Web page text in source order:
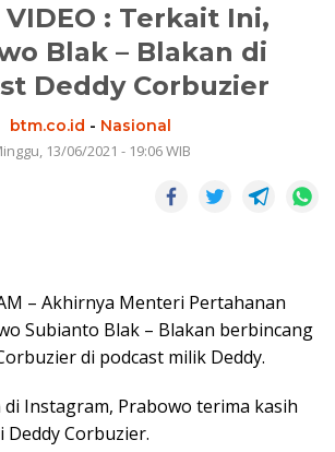
VIDEO : Terkait Ini,
Blak – Blakan di
Deddy Corbuzier
btm.co.id - Nasional
13/06/2021 - 19:06 WIB
– Akhirnya Menteri Pertahanan
Subianto Blak – Blakan berbincang
di podcast milik Deddy.
Instagram, Prabowo terima kasih
Corbuzier.